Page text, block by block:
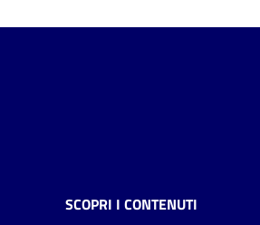
SCOPRI I CONTENUTI